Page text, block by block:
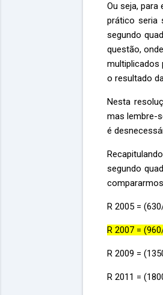
Ou seja,
prático seria
segundo
questão,
multiplicados
o resultado
Nesta
mas lembre-
é
segundo
R 2005 =
R 2007 =
R 2009 =
R 2011 =